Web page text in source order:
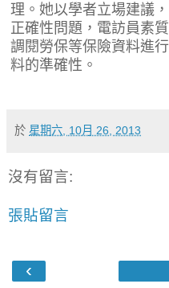
理。她以學者立場建議
正確性問題，電訪員素
調閱勞保等保險資料進
料的準確性。
於 星期六, 10月 26, 2013
沒有留言:
張貼留言
‹